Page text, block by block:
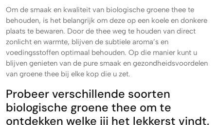
Om de smaak en kwaliteit van biologische groene thee te
behouden, is het belangrijk om deze op een koele en donkere
plaats te bewaren. Door de thee weg te houden van direct
zonlicht en warmte, blijven de subtiele aroma’s en
voedingsstoffen optimaal behouden. Op die manier kunt u
blijven genieten van de pure smaak en gezondheidsvoordelen
van groene thee bij elke kop die u zet.
Probeer verschillende soorten
biologische groene thee om te
ontdekken welke jij het lekkerst vindt.